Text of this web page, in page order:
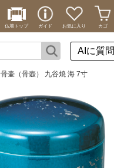
仏壇トップ ガイド お気に入り カゴ
AIに質問
骨壷（骨壺） 九谷焼 海 7寸